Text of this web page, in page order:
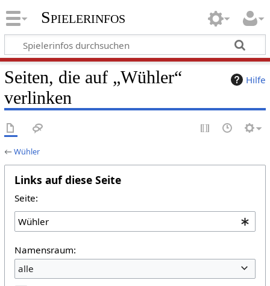
Spielerinfos
Hilfe
Seiten, die auf „Wühler“
verlinken
←Wühler
Links auf diese Seite
Seite:
Namensraum:
alle